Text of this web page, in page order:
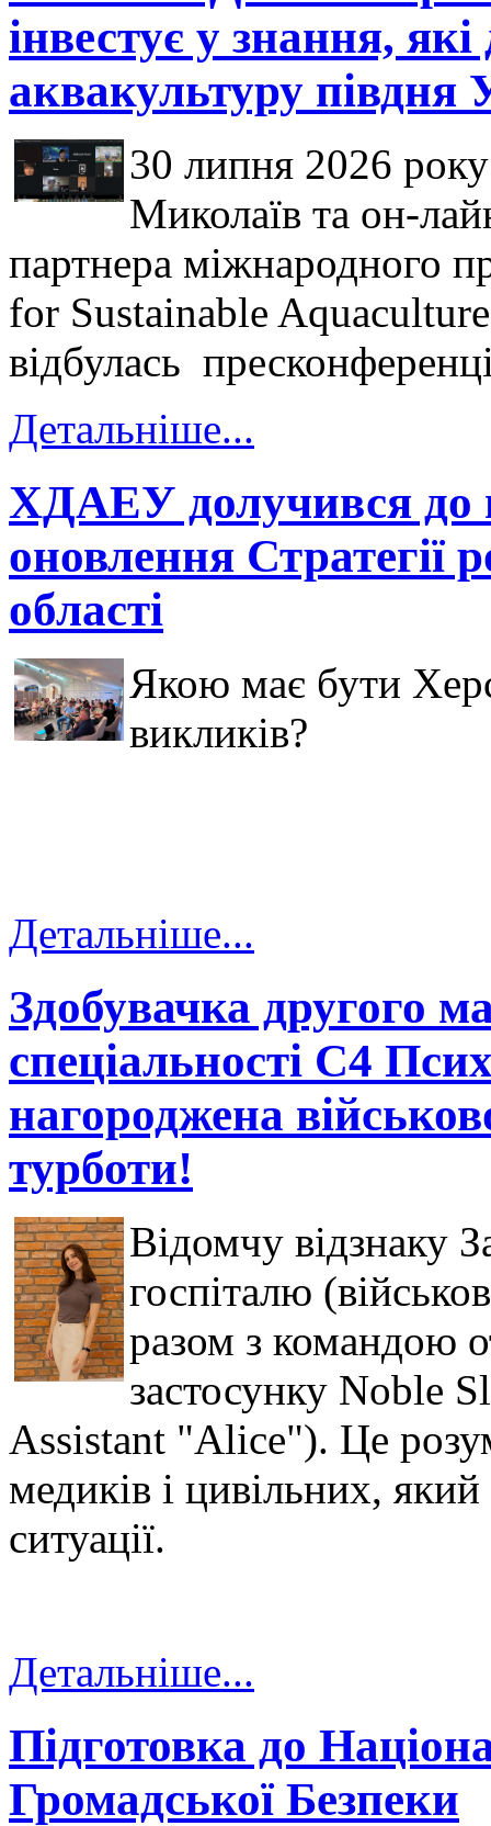
інвестує у знання,
аквакультуру півдня
30 липня 2026
Миколаїв та он-
партнера міжнародного
for Sustainable
відбулась
Детальніше...
ХДАЕУ долучився до
оновлення Стратегії
області
Якою має бути
викликів?
Детальніше...
Здобувачка другого
спеціальності С4
нагороджена
турботи!
Відомчу відзнаку
госпіталю
разом з командою
застосунку Noble
Assistant "Alice"). Це
медиків і цивільних,
ситуації.
Детальніше...
Підготовка до
Громадської Безпеки